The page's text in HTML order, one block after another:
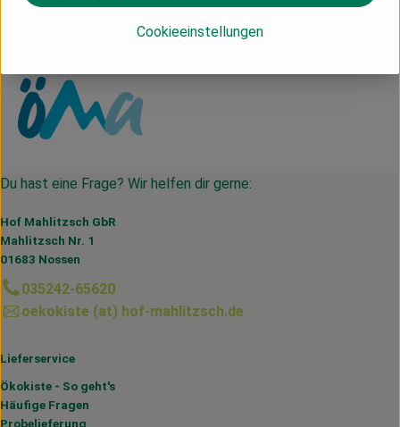
Österreich
Du hast eine Frage? Wir helfen dir gerne:
Hof Mahlitzsch GbR
Mahlitzsch Nr. 1
01683 Nossen
035242-65620
oekokiste (at) hof-mahlitzsch.de
Lieferservice
Ökokiste - So geht's
Häufige Fragen
Probelieferung
Cookieeinstellungen